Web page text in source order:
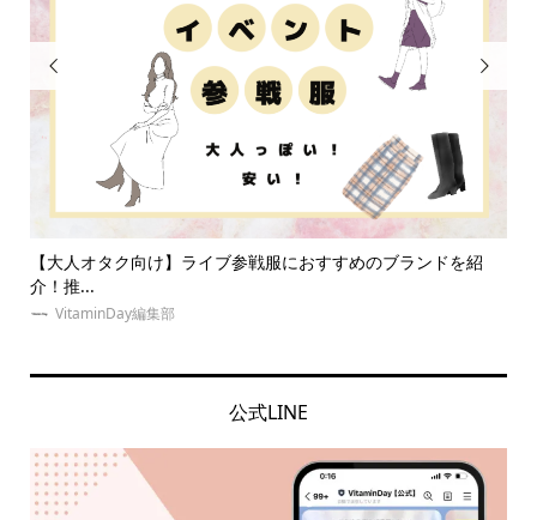

【大人オタク向け】ライブ参戦服におすすめのブランドを紹
介！推...
VitaminDay編集部

公式LINE